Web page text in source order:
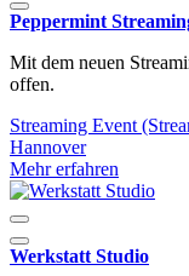
Peppermint
Mit dem neuen
offen.
Streaming Event
Hannover
Mehr erfahren
Werkstatt Studio